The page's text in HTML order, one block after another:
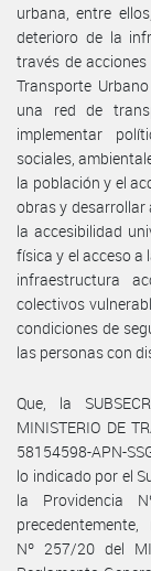
urbana, entre
deterioro de la
través de
Transporte
una red de
implementar
sociales,
la población y el
obras y
la accesibilidad
física y el acceso
infraestructura
colectivos
condiciones de
las personas con
Que, la
MINISTERIO DE
58154598-APN-
lo indicado por el
la Providencia
Nº 257/20 del